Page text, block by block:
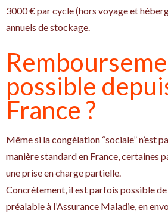
3000 € par cycle (hors voyage et
annuels de stockage.
possible
France ?
Même si la congélation “sociale” n’est
manière standard en France, certaines
une prise en charge partielle.
Concrètement, il est parfois possible
préalable à l’Assurance Maladie, en